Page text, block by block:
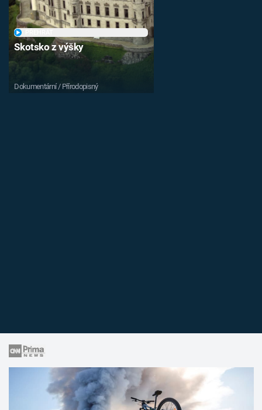
Skotsko z výšky
Dokumentární / Přírodopisný